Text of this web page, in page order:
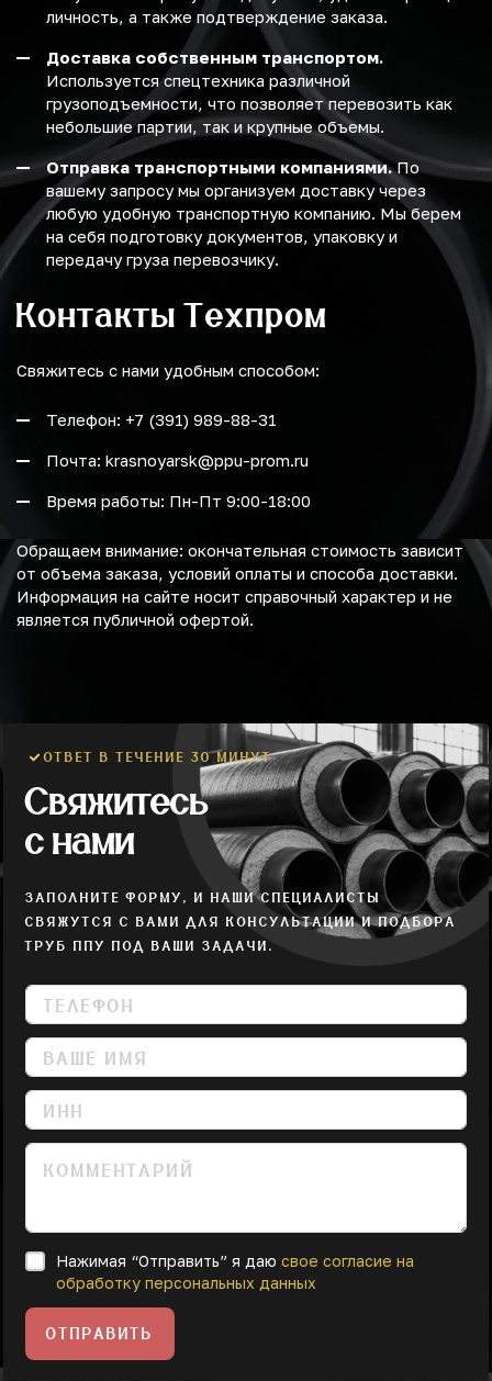
личность, а также подтверждение заказа.
Доставка собственным транспортом.
Используется спецтехника различной
грузоподъемности, что позволяет перевозить как
небольшие партии, так и крупные объемы.
Отправка транспортными компаниями.По
вашему запросу мы организуем доставку через
любую удобную транспортную компанию. Мы берем
на себя подготовку документов, упаковку и
передачу груза перевозчику.
Контакты Техпром
Свяжитесь с нами удобным способом:
Телефон: +7 (391) 989-88-31
Почта: krasnoyarsk@ppu-prom.ru
Время работы: Пн-Пт 9:00-18:00
Обращаем внимание: окончательная стоимость зависит
от объема заказа, условий оплаты и способа доставки.
Информация на сайте носит справочный характер и не
является публичной офертой.
ОТВЕТ В ТЕЧЕНИЕ 30 МИНУТ
Свяжитесь
с нами
ЗАПОЛНИТЕ ФОРМУ, И НАШИ СПЕЦИАЛИСТЫ
СВЯЖУТСЯ С ВАМИ ДЛЯ КОНСУЛЬТАЦИИ И ПОДБОРА
ТРУБ ППУ ПОД ВАШИ ЗАДАЧИ.
Нажимая “Отправить” я даю свое согласие на
обработку персональных данных
ОТПРАВИТЬ